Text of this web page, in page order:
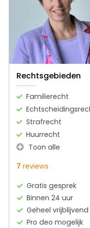
Rechtsgebieden
Familierecht
Strafrecht
Huurrecht
Toon alle
7 reviews
Gratis gesprek
Binnen 24 uur
Geheel vrijblijvend
Pro deo mogelijk